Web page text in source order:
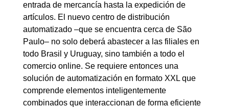
entrada de mercancía hasta la expedición de
artículos. El nuevo centro de distribución
automatizado –que se encuentra cerca de São
Paulo– no solo deberá abastecer a las filiales en
todo Brasil y Uruguay, sino también a todo el
comercio online. Se requiere entonces una
solución de automatización en formato XXL que
comprende elementos inteligentemente
combinados que interaccionan de forma eficiente